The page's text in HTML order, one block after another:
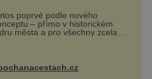
poprvé podle nového
– přímo v historickém
města a pro všechny zcela
Hlavní program se
Návštěvníci se mohou těšit
víno, burčák, pes...